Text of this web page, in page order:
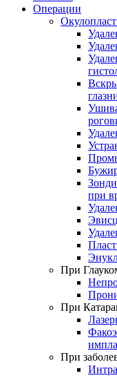
Операции
при
При
При
При